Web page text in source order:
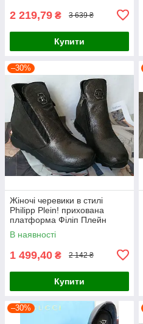
2 219,79 ₴ 3 639 ₴
Купити
–30%
Жіночі черевики в стилі
Philipp Plein! прихована
платформа Філіп Плейн
шкіра нікель 36 розм
В наявності
1 499,40 ₴ 2 142 ₴
Купити
–30%